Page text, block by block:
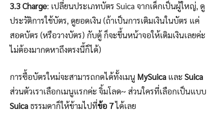
3.3 Charge: เปลี่ยนประเภทบัตร Suica จากเด็กเป็นผู้ใหญ่, ดู
ประวัติการใช้บัตร, ดูยอดเงิน (ถ้าเป็นการเติมเงินในบัตร แค่
สอดบัตร (หรือวางบัตร) กับตู้ ก็จะขึ้นหน้าจอให้เติมเงินเลยค่ะ
ไม่ต้องมากดหาถึงตรงนี้ก็ได้)
การซื้อบัตรใหม่จะสามารถกดได้ทั้งเมนู MySuica และ Suica
ส่วนตัวเราเลือกเมนูแรกค่ะ จิ้มโลด~ ส่วนใครที่เลือกเป็นแบบ
Suica ธรรมดาก็ให้ข้ามไปที่ข้อ 7ได้เลย